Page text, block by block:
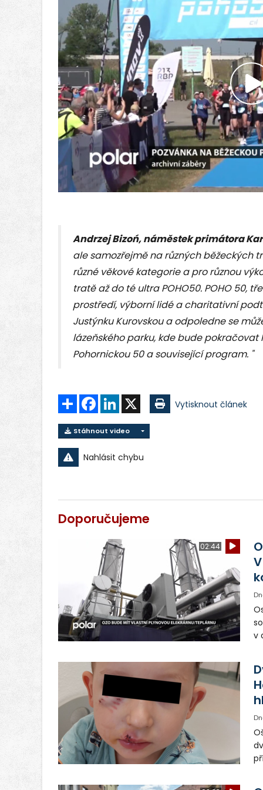
Andrzej Bizoń, náměstek primátora
ale samozřejmě na různých běžeckých
různé věkové kategorie a pro různou
tratě až do té ultra POHO50. POHO 50,
prostředí, výborní lidé a charitativní
Justýnku Kurovskou a odpoledne se
lázeňského parku, kde bude pokračovat
Pohornickou 50 a související program. "
Sdílet FacebookLinkedIn Vytisknout článek
Stáhnout video
Nahlásit chybu
Doporučujeme
02:44
v